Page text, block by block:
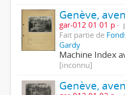
gar-012 01 01 p
Fait partie de
Gardy
Machine Index
[inconnu]